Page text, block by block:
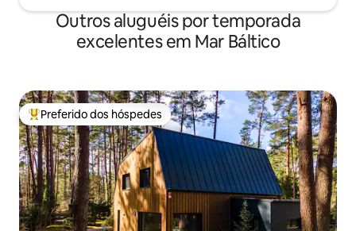
Outros aluguéis por temporada
excelentes em Mar Báltico
Entre os melhores preferidos dos hóspedes
Preferido dos hóspedes